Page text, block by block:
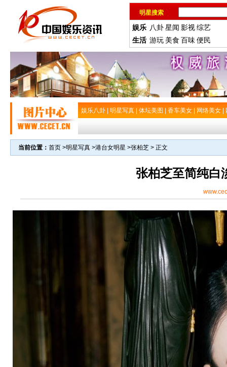
明星搜索
娱乐 八卦星闻 影视综艺
生活 游玩 美食 百味便民
娱乐八卦 明星写真 体坛美图 香车美女 网络美女
当前位置： 首页 >明星写真 >港台女明星 >张柏芝 > 正文
张柏芝至简纯白